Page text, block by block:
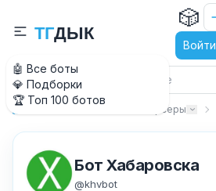
🤖 Все боты
💎 Подборки
🏆 Топ 100 ботов
ТГДЫК
🎲
Войти
Главная Базы и парсеры
Бот Хабаровска
@khvbot